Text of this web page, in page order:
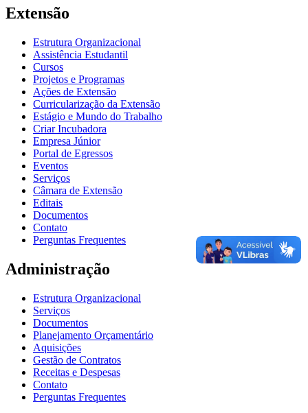
Extensão
Estrutura Organizacional
Assistência Estudantil
Cursos
Projetos e Programas
Ações de Extensão
Curricularização da Extensão
Estágio e Mundo do Trabalho
Criar Incubadora
Empresa Júnior
Portal de Egressos
Eventos
Serviços
Câmara de Extensão
Editais
Documentos
Contato
Perguntas Frequentes
Administração
Estrutura Organizacional
Serviços
Documentos
Planejamento Orçamentário
Aquisições
Gestão de Contratos
Receitas e Despesas
Contato
Perguntas Frequentes